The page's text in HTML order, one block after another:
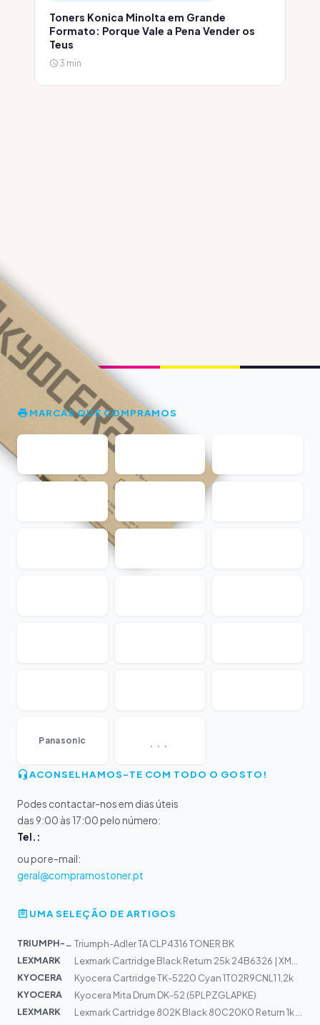
Toners Konica Minolta em Grande
Formato: Porque Vale a Pena Vender os
Teus
3 min
MARCAS QUE COMPRAMOS
Panasonic ...
ACONSELHAMOS-TE COM TODO O GOSTO!
Podes contactar-nos em dias úteis
das 9:00 às 17:00 pelo número:
Tel.:
ou por e-mail:
geral@compramostoner.pt
UMA SELEÇÃO DE ARTIGOS
TRIUMPH-AD... Triumph-Adler TA CLP4316 TONER BK
LEXMARK
KYOCERA
Kyocera Cartridge TK-5220 Cyan 1T02R9CNL1 1,2k
KYOCERA
Kyocera Mita Drum DK-52 (5PLPZGLAPKE)
LEXMARK